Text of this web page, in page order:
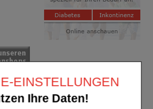
EINSTELLUNGEN
Ihre Daten!